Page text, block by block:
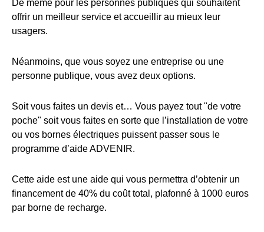
De même pour les personnes publiques qui souhaitent
offrir un meilleur service et accueillir au mieux leur
usagers.
Néanmoins, que vous soyez une entreprise ou une
personne publique, vous avez deux options.
Soit vous faites un devis et… Vous payez tout "de votre
poche" soit vous faites en sorte que l’installation de votre
ou vos bornes électriques puissent passer sous le
programme d’aide ADVENIR.
Cette aide est une aide qui vous permettra d’obtenir un
financement de 40% du coût total, plafonné à 1000 euros
par borne de recharge.